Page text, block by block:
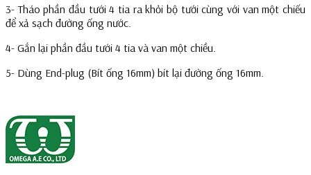
3- Tháo phần đầu tưới 4 tia ra khỏi bộ tưới cùng với van một chiếu
để xả sạch đường ống nước.
4- Gắn lại phần đầu tưới 4 tia và van một chiều.
5- Dùng End-plug (Bít ống 16mm) bít lại đường ống 16mm.